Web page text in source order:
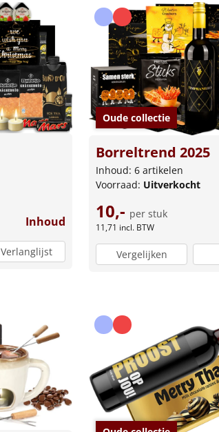
Inhoud
Verlanglijst
Oude collectie
Borreltrend 2025
Inhoud: 6 artikelen
Voorraad: Uitverkocht
10,- per stuk
11,71 incl. BTW
Vergelijken